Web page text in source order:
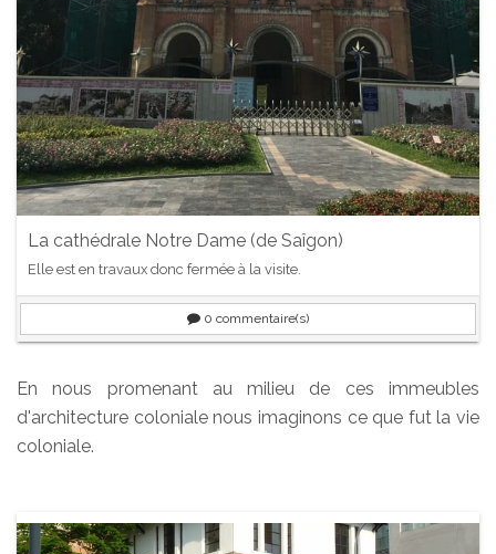
La cathédrale Notre Dame (de Saîgon)
Elle est en travaux donc fermée à la visite.
0 commentaire(s)
En nous promenant au milieu de ces immeubles
d'architecture coloniale nous imaginons ce que fut la vie
coloniale.